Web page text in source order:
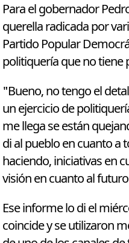
Para el gobernador
querella radicada por
Partido Popular
politiquería que no tiene
"Bueno, no tengo el
un ejercicio de
me llega se están
di al pueblo en cuanto a
haciendo, iniciativas en
visión en cuanto al
Ese informe lo di el
coincide y se utilizaron